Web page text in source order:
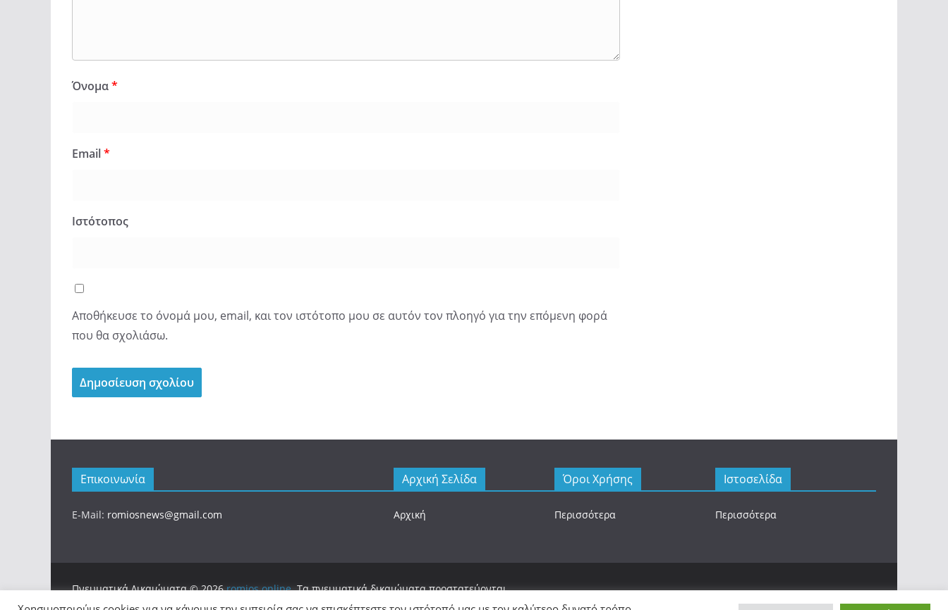
Όνομα*
Email*
Ιστότοπος
Αποθήκευσε το όνομά μου, email, και τον ιστότοπο μου σε αυτόν τον πλοηγό για την επόμενη φορά
που θα σχολιάσω.
Επικοινωνία
E-Mail: romiosnews@gmail.com
Αρχική Σελίδα
Αρχική
Όροι Χρήσης
Περισσότερα
Ιστοσελίδα
Περισσότερα
Πνευματικά Δικαιώματα © 2026romios.online. Τα πνευματικά δικαιώματα προστατεύονται.
Θέμα: ColorMagαπό ThemeGrill. Κατασκευασμένο μεWordPress.